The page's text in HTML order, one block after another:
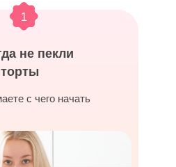
с чего начать
не пекли
торты
1